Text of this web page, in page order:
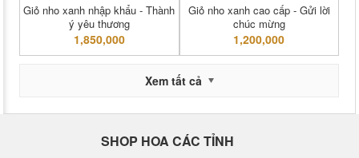
Giỏ nho xanh nhập khẩu - Thành
ý yêu thương
1,850,000
Giỏ nho xanh cao cấp - Gửi lời
chúc mừng
1,200,000
Xem tất cả
SHOP HOA CÁC TỈNH